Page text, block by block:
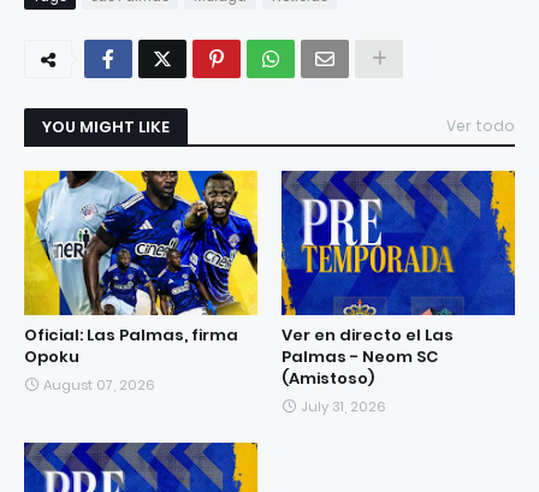
YOU MIGHT LIKE Ver todo
Oficial: Las Palmas, firma
Opoku
August 07, 2026
Ver en directo el Las
Palmas - Neom SC
(Amistoso)
July 31, 2026